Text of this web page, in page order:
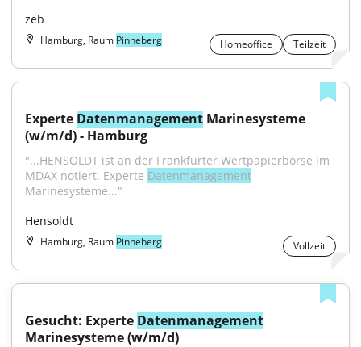
zeb
Hamburg, Raum Pinneberg Homeoffice Teilzeit
Experte Datenmanagement Marinesysteme
(w/m/d) - Hamburg
"...HENSOLDT ist an der Frankfurter Wertpapierbörse im
MDAX notiert. Experte Datenmanagement
Marinesysteme..."
Hensoldt
Hamburg, Raum Pinneberg Vollzeit
Gesucht: Experte Datenmanagement
Marinesysteme (w/m/d)